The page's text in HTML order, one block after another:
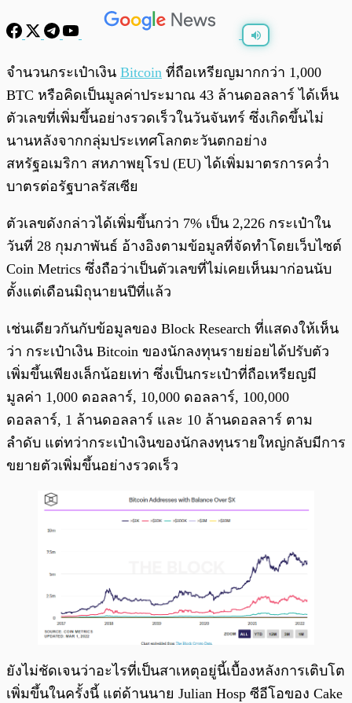
0:00
จำนวนกระเป๋าเงิน Bitcoin ที่ถือเหรียญมากกว่า 1,000
BTC หรือคิดเป็นมูลค่าประมาณ 43 ล้านดอลลาร์ ได้เห็น
ตัวเลขที่เพิ่มขึ้นอย่างรวดเร็วในวันจันทร์ ซึ่งเกิดขึ้นไม่
นานหลังจากกลุ่มประเทศโลกตะวันตกอย่าง
สหรัฐอเมริกา สหภาพยุโรป (EU) ได้เพิ่มมาตรการคว่ำ
บาตรต่อรัฐบาลรัสเซีย
ตัวเลขดังกล่าวได้เพิ่มขึ้นกว่า 7% เป็น 2,226 กระเป๋าใน
วันที่ 28 กุมภาพันธ์ อ้างอิงตามข้อมูลที่จัดทำโดยเว็บไซต์
Coin Metrics ซึ่งถือว่าเป็นตัวเลขที่ไม่เคยเห็นมาก่อนนับ
ตั้งแต่เดือนมิถุนายนปีที่แล้ว
เช่นเดียวกันกับข้อมูลของ Block Research ที่แสดงให้เห็น
ว่า กระเป๋าเงิน Bitcoin ของนักลงทุนรายย่อยได้ปรับตัว
เพิ่มขึ้นเพียงเล็กน้อยเท่า ซึ่งเป็นกระเป๋าที่ถือเหรียญมี
มูลค่า 1,000 ดอลลาร์, 10,000 ดอลลาร์, 100,000
ดอลลาร์, 1 ล้านดอลลาร์ และ 10 ล้านดอลลาร์ ตาม
ลำดับ แต่ทว่ากระเป๋าเงินของนักลงทุนรายใหญ่กลับมีการ
ขยายตัวเพิ่มขึ้นอย่างรวดเร็ว
ยังไม่ชัดเจนว่าอะไรที่เป็นสาเหตุอยู่นี้เบื้องหลังการเติบโต
เพิ่มขึ้นในครั้งนี้ แต่ด้านนาย Julian Hosp ซีอีโอของ Cake